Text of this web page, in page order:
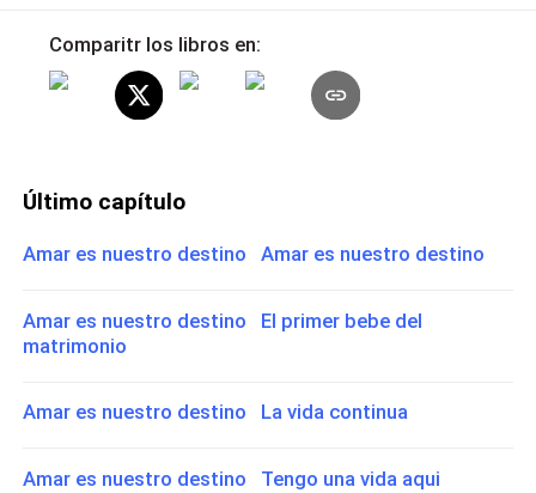
Comparitr los libros en:
Último capítulo
Amar es nuestro destino Amar es nuestro destino
Amar es nuestro destino El primer bebe del
matrimonio
Amar es nuestro destino La vida continua
Amar es nuestro destino Tengo una vida aqui